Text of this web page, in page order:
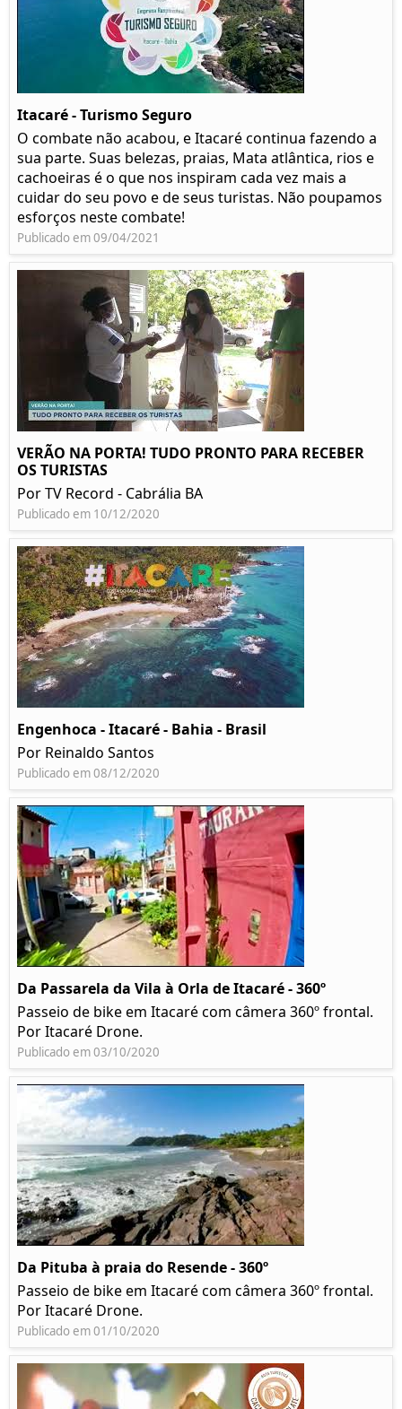
Itacaré - Turismo Seguro
O combate não acabou, e Itacaré continua fazendo a
sua parte. Suas belezas, praias, Mata atlântica, rios e
cachoeiras é o que nos inspiram cada vez mais a
cuidar do seu povo e de seus turistas. Não poupamos
esforços neste combate!
Publicado em 09/04/2021
VERÃO NA PORTA! TUDO PRONTO PARA RECEBER
OS TURISTAS
Por TV Record - Cabrália BA
Publicado em 10/12/2020
Engenhoca - Itacaré - Bahia - Brasil
Por Reinaldo Santos
Publicado em 08/12/2020
Da Passarela da Vila à Orla de Itacaré - 360º
Passeio de bike em Itacaré com câmera 360º frontal.
Por Itacaré Drone.
Publicado em 03/10/2020
Da Pituba à praia do Resende - 360º
Passeio de bike em Itacaré com câmera 360º frontal.
Por Itacaré Drone.
Publicado em 01/10/2020